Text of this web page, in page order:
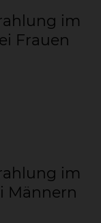
im
Frau­en
im
Män­nern